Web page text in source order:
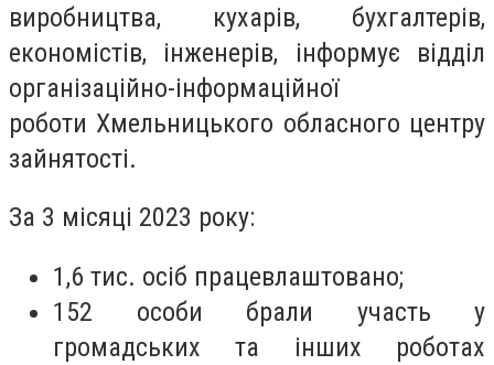
виробництва, кухарів, бухгалтерів,
економістів, інженерів, інформує відділ
організаційно-інформаційної
роботи Хмельницького обласного центру
зайнятості.
За 3 місяці 2023 року:
1,6 тис. осіб працевлаштовано;
152 особи брали участь у
громадських та інших роботах